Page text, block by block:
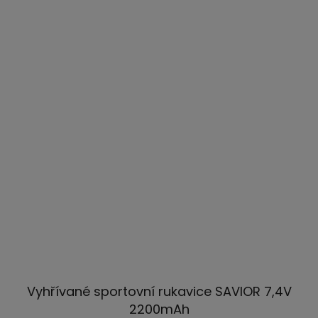
Vyhřívané sportovní rukavice SAVIOR 7,4V
2200mAh